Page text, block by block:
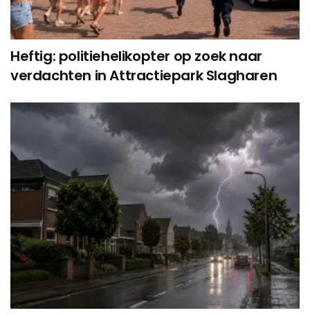
Heftig: politiehelikopter op zoek naar
verdachten in Attractiepark Slagharen